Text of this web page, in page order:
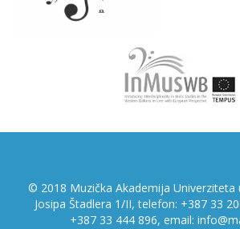
© 2018 Muzička Akademija Univerziteta
Josipa Štadlera 1/II, telefon: +387 33
+387 33 444 896, email: